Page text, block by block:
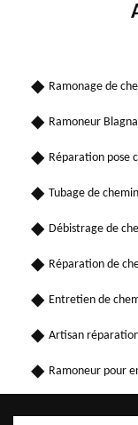
Ramonage de
Ramoneur
Réparation pose
Tubage de
Débistrage de
Réparation de
Entretien de
Artisan
Ramoneur pour